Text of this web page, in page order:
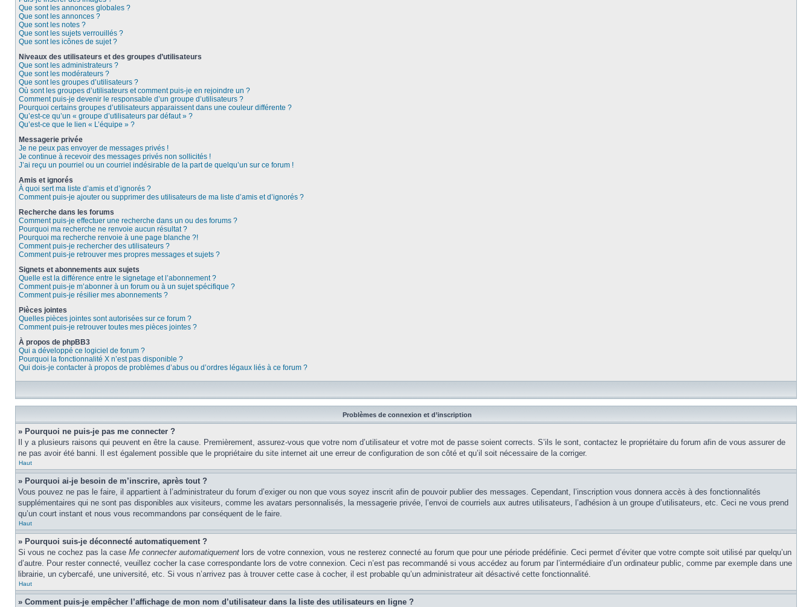
Que sont les annonces globales ?
Que sont les annonces ?
Que sont les notes ?
Que sont les sujets verrouillés ?
Que sont les icônes de sujet ?
Niveaux des utilisateurs et des groupes d’utilisateurs
Que sont les administrateurs ?
Que sont les modérateurs ?
Que sont les groupes d’utilisateurs ?
Où sont les groupes d’utilisateurs et comment puis-je en rejoindre un ?
Comment puis-je devenir le responsable d’un groupe d’utilisateurs ?
Pourquoi certains groupes d’utilisateurs apparaissent dans une couleur différente ?
Qu’est-ce qu’un « groupe d’utilisateurs par défaut » ?
Qu’est-ce que le lien « L’équipe » ?
Messagerie privée
Je ne peux pas envoyer de messages privés !
Je continue à recevoir des messages privés non sollicités !
J’ai reçu un pourriel ou un courriel indésirable de la part de quelqu’un sur ce forum !
Amis et ignorés
À quoi sert ma liste d’amis et d’ignorés ?
Comment puis-je ajouter ou supprimer des utilisateurs de ma liste d’amis et d’ignorés ?
Recherche dans les forums
Comment puis-je effectuer une recherche dans un ou des forums ?
Pourquoi ma recherche ne renvoie aucun résultat ?
Pourquoi ma recherche renvoie à une page blanche ?!
Comment puis-je rechercher des utilisateurs ?
Comment puis-je retrouver mes propres messages et sujets ?
Signets et abonnements aux sujets
Quelle est la différence entre le signetage et l’abonnement ?
Comment puis-je m’abonner à un forum ou à un sujet spécifique ?
Comment puis-je résilier mes abonnements ?
Pièces jointes
Quelles pièces jointes sont autorisées sur ce forum ?
Comment puis-je retrouver toutes mes pièces jointes ?
À propos de phpBB3
Qui a développé ce logiciel de forum ?
Pourquoi la fonctionnalité X n’est pas disponible ?
Qui dois-je contacter à propos de problèmes d’abus ou d’ordres légaux liés à ce forum ?
Problèmes de connexion et d’inscription
» Pourquoi ne puis-je pas me connecter ?
Il y a plusieurs raisons qui peuvent en être la cause. Premièrement, assurez-vous que votre nom d’utilisateur et votre mot de passe soient corrects. S’ils le sont, contactez le propriétaire du forum afin de vous assurer de
ne pas avoir été banni. Il est également possible que le propriétaire du site internet ait une erreur de configuration de son côté et qu’il soit nécessaire de la corriger.
Haut
» Pourquoi ai-je besoin de m’inscrire, après tout ?
Vous pouvez ne pas le faire, il appartient à l’administrateur du forum d’exiger ou non que vous soyez inscrit afin de pouvoir publier des messages. Cependant, l’inscription vous donnera accès à des fonctionnalités
supplémentaires qui ne sont pas disponibles aux visiteurs, comme les avatars personnalisés, la messagerie privée, l’envoi de courriels aux autres utilisateurs, l’adhésion à un groupe d’utilisateurs, etc. Ceci ne vous prend
qu’un court instant et nous vous recommandons par conséquent de le faire.
Haut
» Pourquoi suis-je déconnecté automatiquement ?
Si vous ne cochez pas la case Me connecter automatiquement lors de votre connexion, vous ne resterez connecté au forum que pour une période prédéfinie. Ceci permet d’éviter que votre compte soit utilisé par quelqu’un
d’autre. Pour rester connecté, veuillez cocher la case correspondante lors de votre connexion. Ceci n’est pas recommandé si vous accédez au forum par l’intermédiaire d’un ordinateur public, comme par exemple dans une
librairie, un cybercafé, une université, etc. Si vous n’arrivez pas à trouver cette case à cocher, il est probable qu’un administrateur ait désactivé cette fonctionnalité.
Haut
» Comment puis-je empêcher l’affichage de mon nom d’utilisateur dans la liste des utilisateurs en ligne ?